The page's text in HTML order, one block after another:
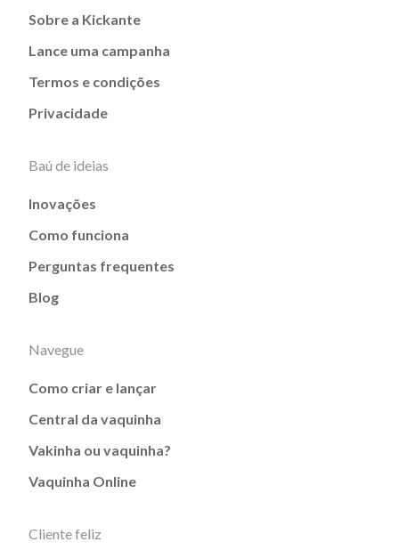
Sobre a Kickante
Lance uma campanha
Termos e condições
Privacidade
Baú de ideias
Inovações
Como funciona
Perguntas frequentes
Blog
Navegue
Como criar e lançar
Central da vaquinha
Vakinha ou vaquinha?
Vaquinha Online
Cliente feliz